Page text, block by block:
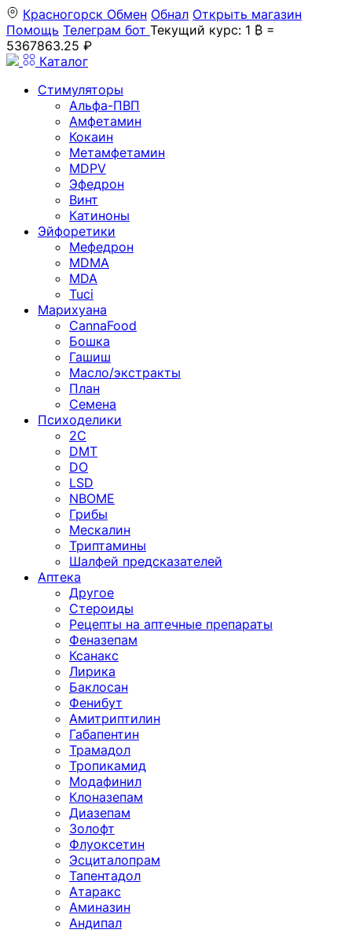
Красногорск Обмен Обнал Открыть магазин
Помощь Телеграм бот Текущий курс: 1 ₿ =
5367863.25 ₽
Каталог
Стимуляторы
Альфа-ПВП
Амфетамин
Кокаин
Метамфетамин
MDPV
Эфедрон
Винт
Катиноны
Эйфоретики
Мефедрон
MDMA
MDA
Tuci
Марихуана
CannaFood
Бошка
Гашиш
Масло/экстракты
План
Семена
Психоделики
2C
DMT
DO
LSD
NBOME
Грибы
Мескалин
Триптамины
Шалфей предсказателей
Аптека
Другое
Стероиды
Рецепты на аптечные препараты
Феназепам
Ксанакс
Лирика
Баклосан
Фенибут
Амитриптилин
Габапентин
Трамадол
Тропикамид
Модафинил
Клоназепам
Диазепам
Золофт
Флуоксетин
Эсциталопрам
Тапентадол
Атаракс
Аминазин
Андипал